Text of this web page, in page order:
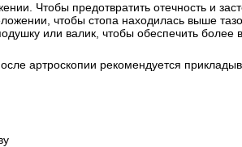
Чтобы предотвратить отечность и
чтобы стопа находилась выше
или валик, чтобы обеспечить более
артроскопии рекомендуется